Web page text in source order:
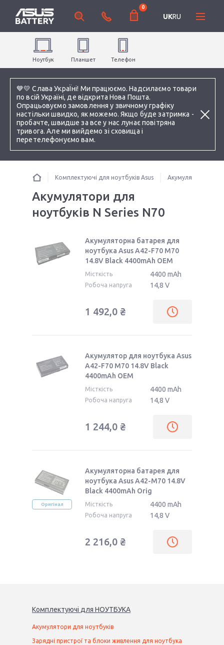
💙💛 Слава УкраЇні! Ми працюємо. Надсилаємо товари
по всій Україні, де відкрита Нова Пошта.
Опрацьовуємо замовлення у звичному графіку
настільки швидко, як можемо. Якщо буде затримка -
пробачте, швидше за все у нас лунає повітряна
тривога. Але ми вийдемо зі сховища і
перетелефонуємо вам.
0
UKRU
Ноутбук Планшет Телефон
Комплектуючі для ноутбуків Asus Акумулятори для
Акумулятори для
ноутбуків N Series N70
Акумуляторна батарея для
ноутбука Asus A42-F70 M70
14.8V Black 4400mAh OEM
Місткість 4400 mAh
Робоча напруга 14,8 V
1 492,0 ₴
Акумулятор для ноутбука Asus
A42-F70 M70 14.8V Black
4400mAh OEM
Місткість 4400 mAh
Робоча напруга 14,8 V
1 244,0 ₴
Оригінал
Акумуляторна батарея для
ноутбука Asus A42-M70 14.8V
Black 4400mAh Orig
Місткість 4400 mAh
Робоча напруга 14,8 V
2 216,0 ₴
Комплектуючі для НОУТБУКА
Акумулятори для ноутбуків
Зарядні пристрої та блоки живлення для ноутбука